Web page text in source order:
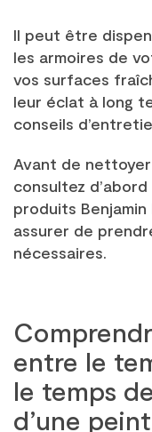
Il peut être
les armoires de
vos surfaces
leur éclat à long
conseils
Avant de
consultez d’abord
produits
assurer de
nécessaires.
entre le
le temps
d’une